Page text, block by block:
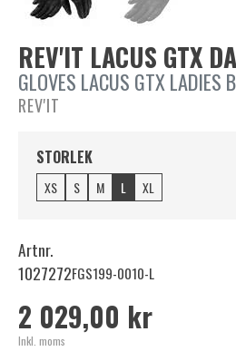
REV'IT LACUS GTX
GLOVES LACUS GTX LADIES
REV'IT
STORLEK
XS S M L XL
Artnr.
1027272FGS199-0010-L
2 029,00 kr
Inkl. moms